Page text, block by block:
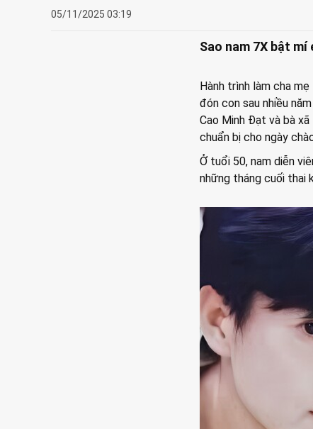
05/11/2025 03:19
Sao nam 7X bật
Hành trình làm cha
đón con sau nhiều
Cao Minh Đạt và bà
chuẩn bị cho ngày
Ở tuổi 50, nam diễn
những tháng cuối thai